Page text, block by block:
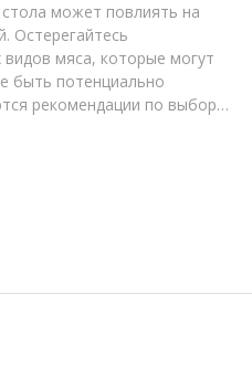
может повлиять на
Остерегайтесь
мяса, которые могут
быть потенциально
рекомендации по выбору
созданию безопасных и
стоит исключить из
полезные